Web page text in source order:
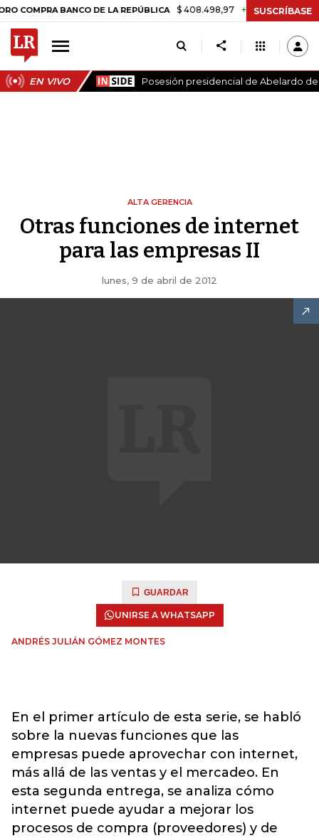
BANCO DE LA REPÚBLICA $ 408.498,97 +$ 8.753,81 +2,19%
SUSCRÍBASE
EN VIVO Posesión presidencial de Abelardo de
ALTA GERENCIA
Otras funciones de internet
para las empresas II
lunes, 9 de abril de 2012
GUARDAR
UNIRSE A WHATSAPP
ANDRÉS JULIÁN GÓMEZ MONTES
En el primer artículo de esta serie, se habló
sobre la nuevas funciones que las
empresas puede aprovechar con internet,
más allá de las ventas y el mercadeo. En
esta segunda entrega, se analiza cómo
internet puede ayudar a mejorar los
procesos de compra (proveedores) y de